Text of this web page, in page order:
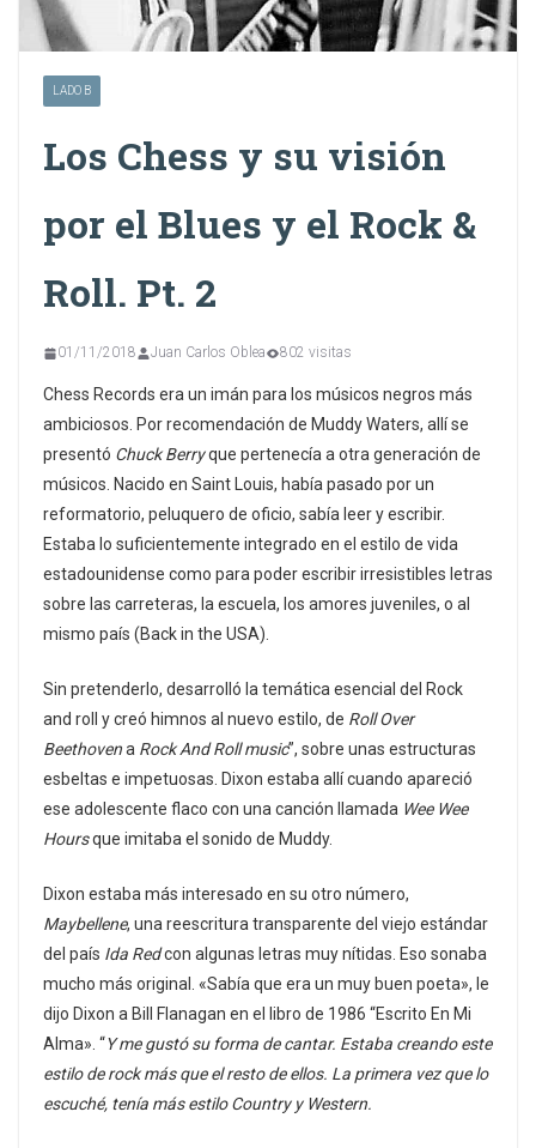
LADO B
Los Chess y su visión
por el Blues y el Rock &
Roll. Pt. 2
01/11/2018 Juan Carlos Oblea 802 visitas
Chess Records era un imán para los músicos negros más
ambiciosos. Por recomendación de Muddy Waters, allí se
presentó Chuck Berryque pertenecía a otra generación de
músicos. Nacido en Saint Louis, había pasado por un
reformatorio, peluquero de oficio, sabía leer y escribir.
Estaba lo suficientemente integrado en el estilo de vida
estadounidense como para poder escribir irresistibles letras
sobre las carreteras, la escuela, los amores juveniles, o al
mismo país (Back in the USA).
Sin pretenderlo, desarrolló la temática esencial del Rock
and roll y creó himnos al nuevo estilo, de Roll Over
Beethovena Rock And Roll music”, sobre unas estructuras
esbeltas e impetuosas. Dixon estaba allí cuando apareció
ese adolescente flaco con una canción llamada Wee Wee
Hoursque imitaba el sonido de Muddy.
Dixon estaba más interesado en su otro número,
Maybellene, una reescritura transparente del viejo estándar
del país Ida Redcon algunas letras muy nítidas. Eso sonaba
mucho más original. «Sabía que era un muy buen poeta», le
dijo Dixon a Bill Flanagan en el libro de 1986 “Escrito En Mi
Alma». “Y me gustó su forma de cantar. Estaba creando este
estilo de rock más que el resto de ellos. La primera vez que lo
escuché, tenía más estilo Country y Western.